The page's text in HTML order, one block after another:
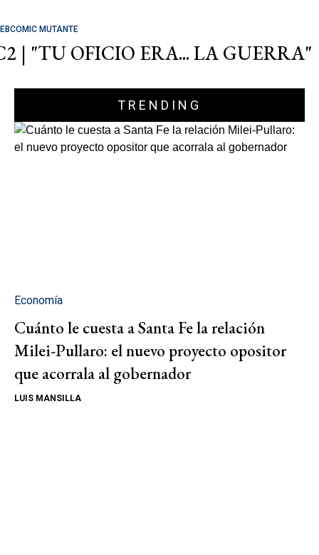
MUTANTE
| "TU OFICIO ERA... LA GUERRA"
TRENDING
Economía
Cuánto le cuesta a Santa Fe la relación
Milei-Pullaro: el nuevo proyecto opositor
que acorrala al gobernador
LUIS MANSILLA